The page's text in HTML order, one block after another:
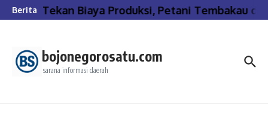
Lewati ke konten
Berita Tekan Biaya Produksi, Petani Tembakau di
bojonegorosatu.com
sarana informasi daerah